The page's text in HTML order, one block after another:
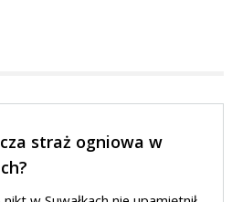
straż ogniowa w